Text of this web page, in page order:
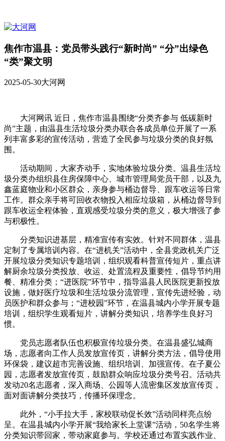
焦作市温县：党员带头践行“新时尚” “分”出绿色
“类”聚文明
2025-05-30大河网
大河网讯 近日，焦作市温县围绕“分类齐参与 低碳新时
尚”主题，由温县生活垃圾分类办联合各成员单位开展了一系
列丰富多彩的宣传活动，营造了全民参与垃圾分类的良好氛
围。
活动期间，大家齐动手，实地体验垃圾分类。温县生活垃
圾分类办组织县住房保障中心、城市管理局党员干部，以及九
鑫蓝庭物业和小区群众，亲身参与桶边督导、跟车收运等日常
工作。群众亲手将可回收衣物投入相应垃圾箱，从桶边督导到
跟车收运全程体验，直观感受垃圾分类的意义，极大增强了参
与积极性。
分类知识进基层，精准宣传有实效。针对不同群体，温县
定制了专属培训内容。在“进机关”活动中，全县党政机关广泛
开展垃圾分类知识专题培训，组织观看科普宣传短片，重点讲
解厨余垃圾分类投放、收运、处置流程及重要性，倡导节约用
餐、精准分类；“进医院”环节中，指导温县人民医院更新投放
设施，做好医疗垃圾和生活垃圾分流管理，宣传先进经验，动
员医护和群众参与；“进校园”环节，在温县城内小学开展专题
培训，组织学生观看短片，讲解分类知识，培养学生良好习
惯。
党员志愿者队伍也积极宣传垃圾分类。在温县盛弘城商
场，志愿者向工作人员发放宣传页，讲解分类方法，倡导使用
环保袋，建议超市完善设施、组织培训、加强宣传。在子夏公
园，志愿者发放宣传页，鼓励群众响应垃圾分类号召。活动共
发动20名志愿者，深入商场、公园等人流密集区发放宣传页，
面对面讲解分类技巧，传播环保理念。
此外，“小手拉大手，家校联动促长效”活动同样亮点纷
呈。在温县城内小学开展“我给家长上堂课”活动，50名学生将
分类知识带回家，带动家庭参与。学校还通过布置实践作业、